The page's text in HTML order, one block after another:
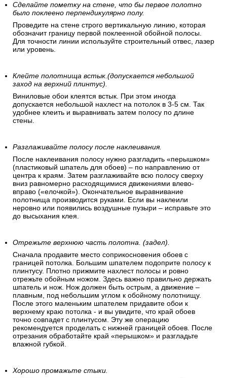
Сделайте пометку на стене, что бы первое полотно
было поклеено перпендикулярно полу.
Проведите на стене строго вертикальную линию, которая
обозначит границу первой поклеенной обойной полосы.
Для точности линии используйте строительный отвес, лазер
или уровень.
Клейте полотнища встык.(допускается небольшой
заход на верхний плинтус).
Виниловые обои клеятся встык. При этом иногда
допускается небольшой нахлест на потолок в 3-5 см. Так
удобнее клеить и выравнивать затем полосу по длине
стены.
Разглаживайте полосу после наклеивания.
После наклеивания полосу нужно разгладить «перышком»
(пластиковый шпатель для обоев) – по направлению от
центра к краям. Затем разглаживайте всю полосу сверху
вниз равномерно расходящимися движениями влево-
вправо («елочкой»). Окончательное выравнивание
полотнища производится руками. Если вы наклеили
неровно или появились воздушные пузыри – исправьте это
до высыхания клея.
Отрежьте верхнюю часть полотна. (задел).
Сначала продавите место соприкосновения обоев с
границей потолка. Большим шпателем подоприте полосу к
плинтусу. Плотно прижмите нахлест полосы и ровно
отрежьте обойным ножом. Здесь важно правильно держать
шпатель и нож. Нож должен быть острым, а движение –
плавным, под небольшим углом к обойному полотнищу.
После этого маленьким шпателем придавите обои к
верхнему краю потолка - и вы увидите, что край обоев
точно совпадет с плинтусом. Эту же операцию
рекомендуется проделать с нижней границей обоев. После
отрезания обработайте край «перышком» и разгладьте
влажной губкой.
Хорошо промажьте стыки.